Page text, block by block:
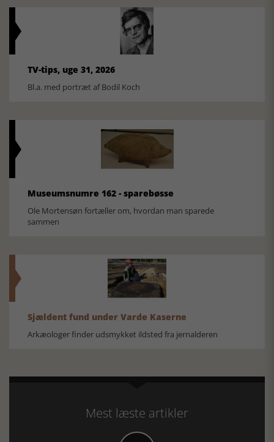
TV-tips, uge 31, 2026
Bl.a. med portræt af Bodil Koch
Museumsnumre 162 - sparebøsse
Ole Mortensøn fortæller om, hvordan man sparede
sammen
Sjældent fund under Varde Kaserne
Arkæologer finder udsmykket ildsted fra jernalderen
Mest læste artikler